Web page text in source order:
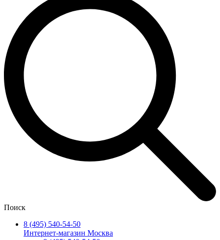
Поиск
8 (495) 540-54-50
Интернет-магазин Москва